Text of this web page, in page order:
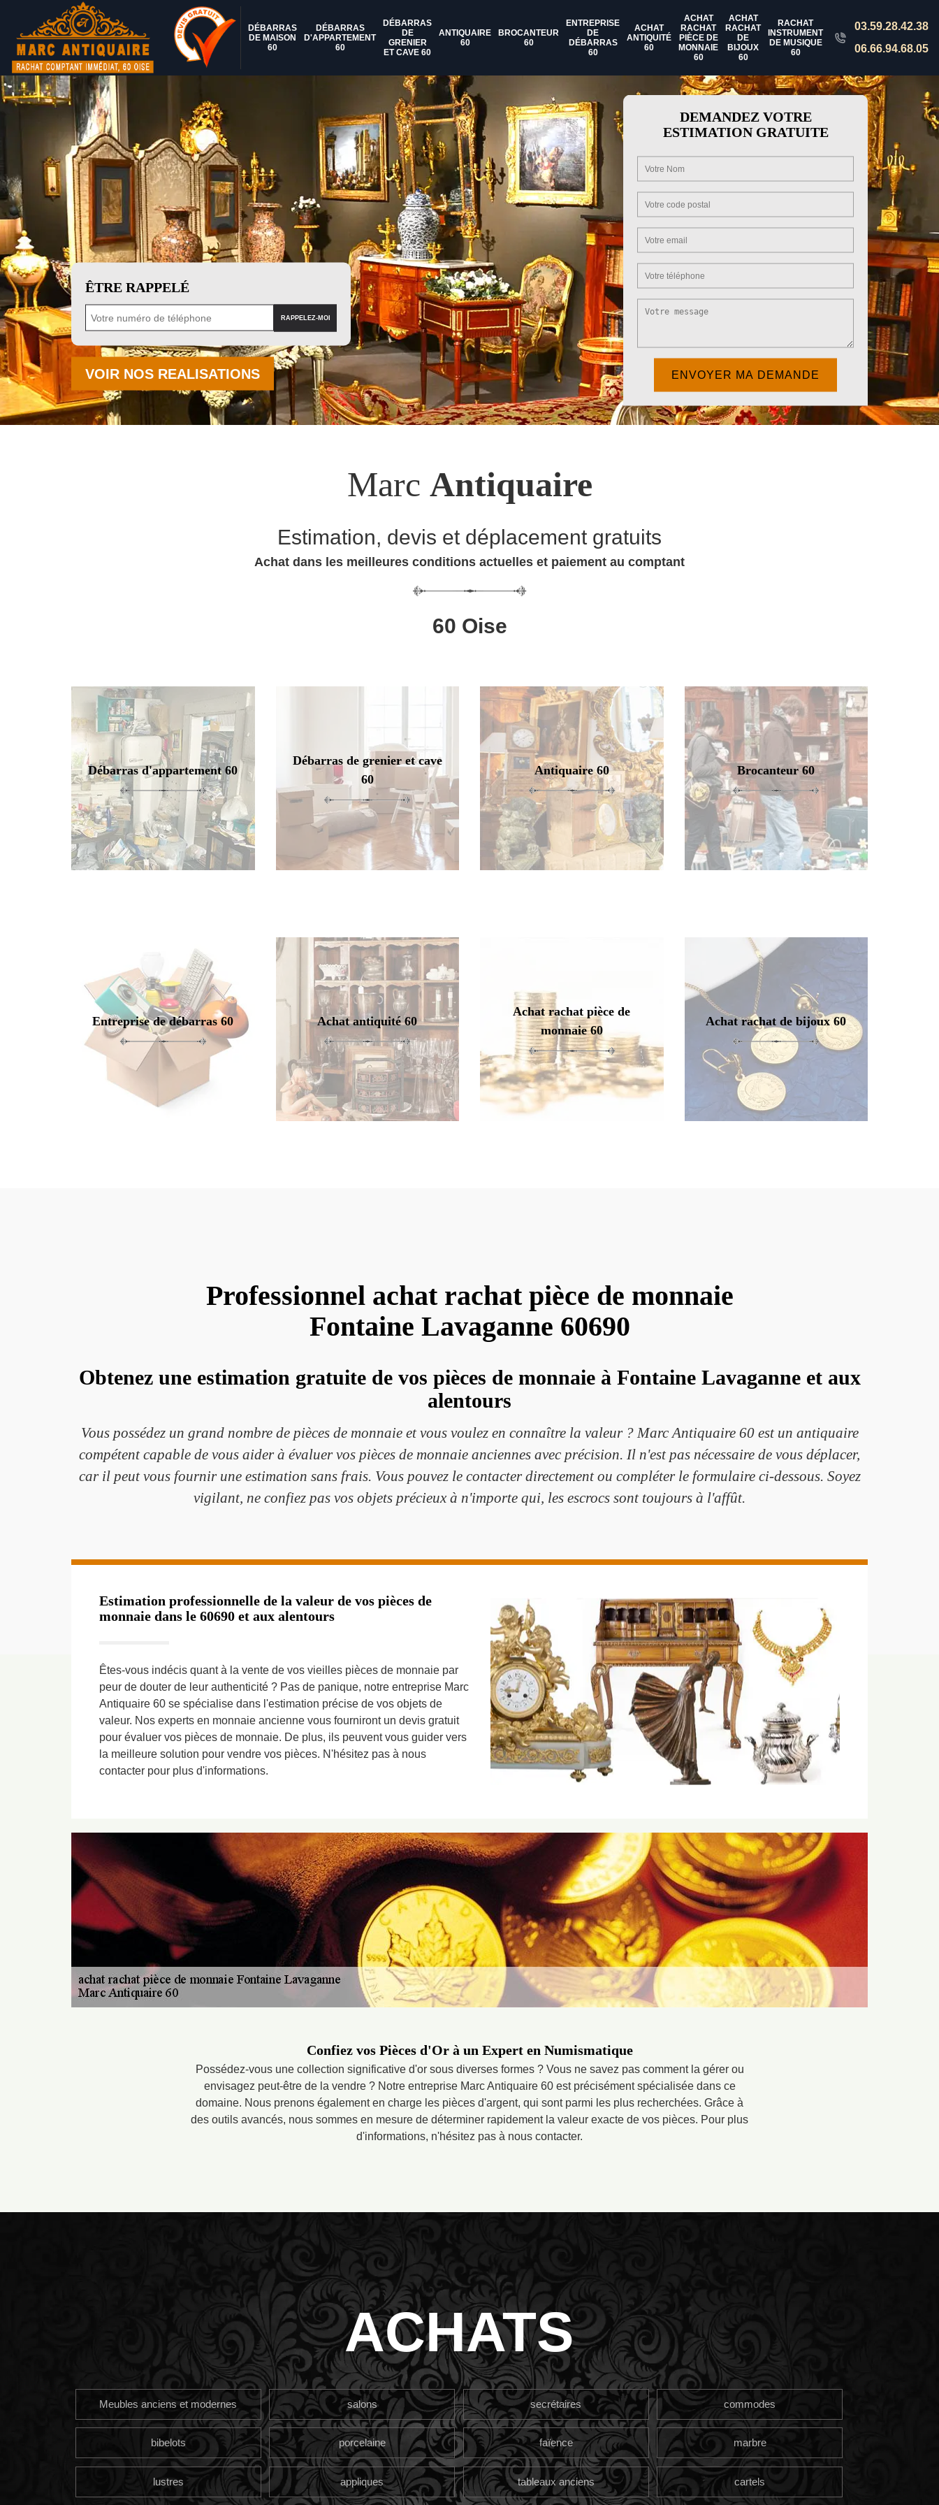
DÉBARRAS
DE MAISON
60
DÉBARRAS
D'APPARTEMENT
60
DÉBARRAS
DE
GRENIER
ET CAVE 60
ANTIQUAIRE
60
BROCANTEUR
60
ENTREPRISE
DE
DÉBARRAS
60
ACHAT
ANTIQUITÉ
60
ACHAT
RACHAT
PIÈCE DE
MONNAIE
60
ACHAT
RACHAT
DE
BIJOUX
60
RACHAT
INSTRUMENT
DE MUSIQUE
60
03.59.28.42.38
06.66.94.68.05
ÊTRE RAPPELÉ
VOIR NOS REALISATIONS
DEMANDEZ VOTRE
ESTIMATION GRATUITE
Marc Antiquaire
Estimation, devis et déplacement gratuits
Achat dans les meilleures conditions actuelles et paiement au comptant
60 Oise
Débarras d'appartement 60
Débarras de grenier et cave
60
Antiquaire 60 Brocanteur 60
Entreprise de débarras 60 Achat antiquité 60
Achat rachat pièce de
monnaie 60
Achat rachat de bijoux 60
Professionnel achat rachat pièce de monnaie
Fontaine Lavaganne 60690
Obtenez une estimation gratuite de vos pièces de monnaie à Fontaine Lavaganne et aux
alentours
Vous possédez un grand nombre de pièces de monnaie et vous voulez en connaître la valeur ? Marc Antiquaire 60 est un antiquaire
compétent capable de vous aider à évaluer vos pièces de monnaie anciennes avec précision. Il n'est pas nécessaire de vous déplacer,
car il peut vous fournir une estimation sans frais. Vous pouvez le contacter directement ou compléter le formulaire ci-dessous. Soyez
vigilant, ne confiez pas vos objets précieux à n'importe qui, les escrocs sont toujours à l'affût.
Estimation professionnelle de la valeur de vos pièces de
monnaie dans le 60690 et aux alentours
Êtes-vous indécis quant à la vente de vos vieilles pièces de monnaie par
peur de douter de leur authenticité ? Pas de panique, notre entreprise Marc
Antiquaire 60 se spécialise dans l'estimation précise de vos objets de
valeur. Nos experts en monnaie ancienne vous fourniront un devis gratuit
pour évaluer vos pièces de monnaie. De plus, ils peuvent vous guider vers
la meilleure solution pour vendre vos pièces. N'hésitez pas à nous
contacter pour plus d'informations.
Confiez vos Pièces d'Or à un Expert en Numismatique
Possédez-vous une collection significative d'or sous diverses formes ? Vous ne savez pas comment la gérer ou
envisagez peut-être de la vendre ? Notre entreprise Marc Antiquaire 60 est précisément spécialisée dans ce
domaine. Nous prenons également en charge les pièces d'argent, qui sont parmi les plus recherchées. Grâce à
des outils avancés, nous sommes en mesure de déterminer rapidement la valeur exacte de vos pièces. Pour plus
d'informations, n'hésitez pas à nous contacter.
ACHATS
Meubles anciens et modernes salons secrétaires commodes
bibelots porcelaine faïence marbre
lustres appliques tableaux anciens cartels